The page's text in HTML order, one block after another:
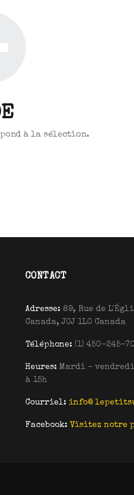
à la sélection.
CONTACT
Adresse: 89, Rue de
Canada, J0J 1L0 Canada
Téléphone: (1) 450-245-
Heures: Mardi - vendredi
à 15h
Courriel: info@
Facebook: Visitez notre